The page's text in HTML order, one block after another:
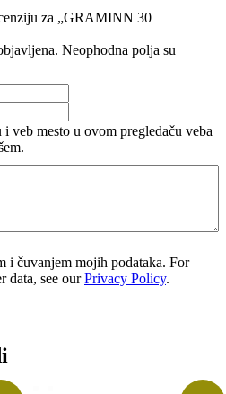
za „GRAMINN 30
Neophodna polja su
veb mesto u ovom pregledaču veba
i čuvanjem mojih podataka. For
data, see ourPrivacy Policy.